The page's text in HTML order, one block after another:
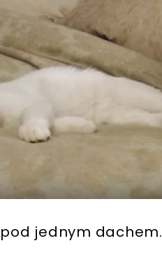
jednym dachem.